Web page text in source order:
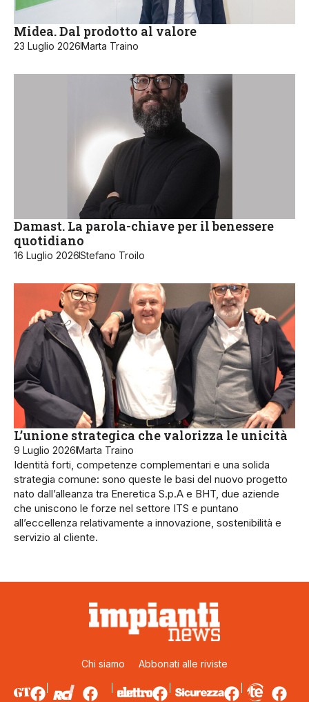
Midea. Dal prodotto al valore
23 Luglio 2026Marta Traino
Damast. La parola-chiave per il benessere
quotidiano
16 Luglio 2026Stefano Troilo
L’unione strategica che valorizza le unicità
9 Luglio 2026Marta Traino
Identità forti, competenze complementari e una solida
strategia comune: sono queste le basi del nuovo progetto
nato dall’alleanza tra Eneretica S.p.A e BHT, due aziende
che uniscono le forze nel settore ITS e puntano
all’eccellenza relativamente a innovazione, sostenibilità e
servizio al cliente.
Chi siamo Abbonati alle riviste